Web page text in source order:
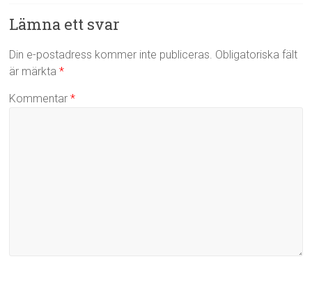
Lämna ett svar
Din e-postadress kommer inte publiceras. Obligatoriska fält
är märkta*
Kommentar*